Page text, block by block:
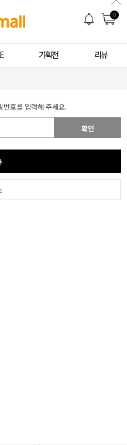
0
기획전 리뷰
번호를 입력해 주세요.
확인